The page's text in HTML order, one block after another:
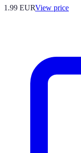
1.99 EURView price